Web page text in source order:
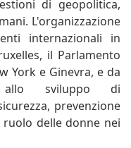
di geopolitica,
L'organizzazione
internazionali in
il Parlamento
York e Ginevra, e da
sviluppo di
prevenzione
delle donne nei